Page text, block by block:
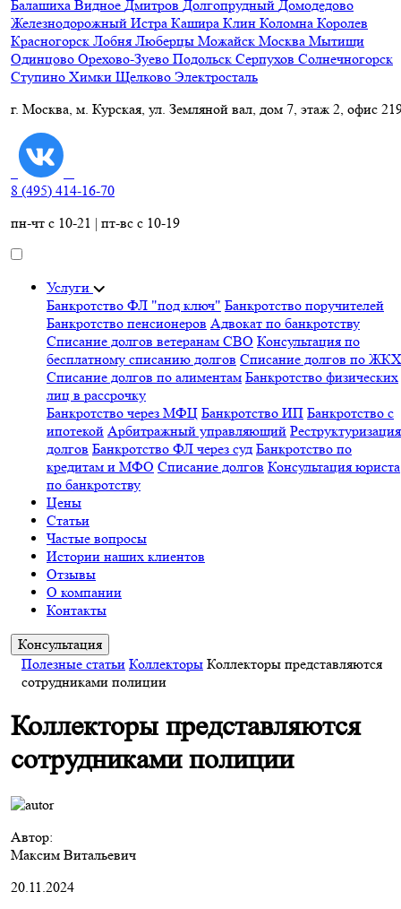
Балашиха Видное Дмитров Долгопрудный Домодедово
Железнодорожный Истра Кашира Клин Коломна Королев
Красногорск Лобня Люберцы Можайск Москва Мытищи
Одинцово Орехово-Зуево Подольск Серпухов Солнечногорск
Ступино Химки Щелково Электросталь
г. Москва, м. Курская, ул. Земляной вал, дом 7, этаж 2, офис
8 (495) 414-16-70
пн-чт с 10-21 | пт-вс с 10-19
Услуги
Банкротство ФЛ "под ключ" Банкротство поручителей
Банкротство пенсионеров Адвокат по банкротству
Списание долгов ветеранам СВО Консультация по
бесплатному списанию долгов Списание долгов по ЖКХ
Списание долгов по алиментам Банкротство физических
лиц в рассрочку
Банкротство через МФЦ Банкротство ИП Банкротство с
ипотекой Арбитражный управляющий Реструктуризация
долгов Банкротство ФЛ через суд Банкротство по
кредитам и МФО Списание долгов Консультация юриста
по банкротству
Цены
Статьи
Частые вопросы
Истории наших клиентов
Отзывы
О компании
Контакты
Консультация
Полезные статьи Коллекторы Коллекторы представляются
сотрудниками полиции
Коллекторы представляются
сотрудниками полиции
Автор:
Максим Витальевич
20.11.2024